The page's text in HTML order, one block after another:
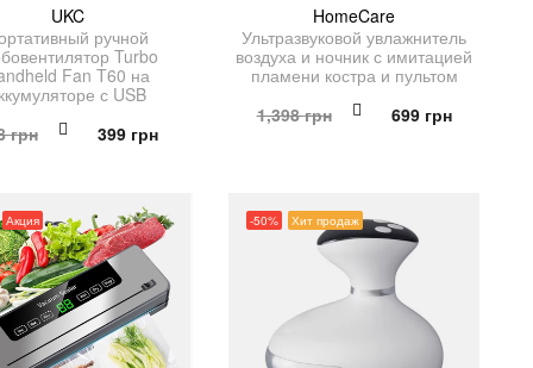
UKC
ручной
Turbo
Fan T60 на
с USB
грн
Первоначальная
399 грнТекущая
HomeCare
Ультразвуковой увлажнитель
воздуха и ночник с имитацией
пламени костра и пультом
1,398грн
Первоначальная
699 грнТекущая
Акция -50% Хит продаж